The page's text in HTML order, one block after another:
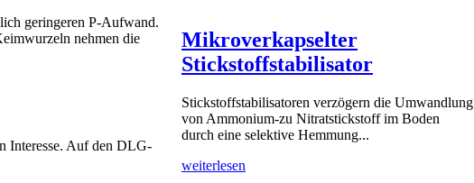
geringeren P-Aufwand.
nehmen die
Interesse. Auf den DLG-
Mikroverkapselter
Stickstoffstabilisator
Stickstoffstabilisatoren verzögern die Umwandlung
von Ammonium-zu Nitratstickstoff im Boden
durch eine selektive Hemmung...
weiterlesen